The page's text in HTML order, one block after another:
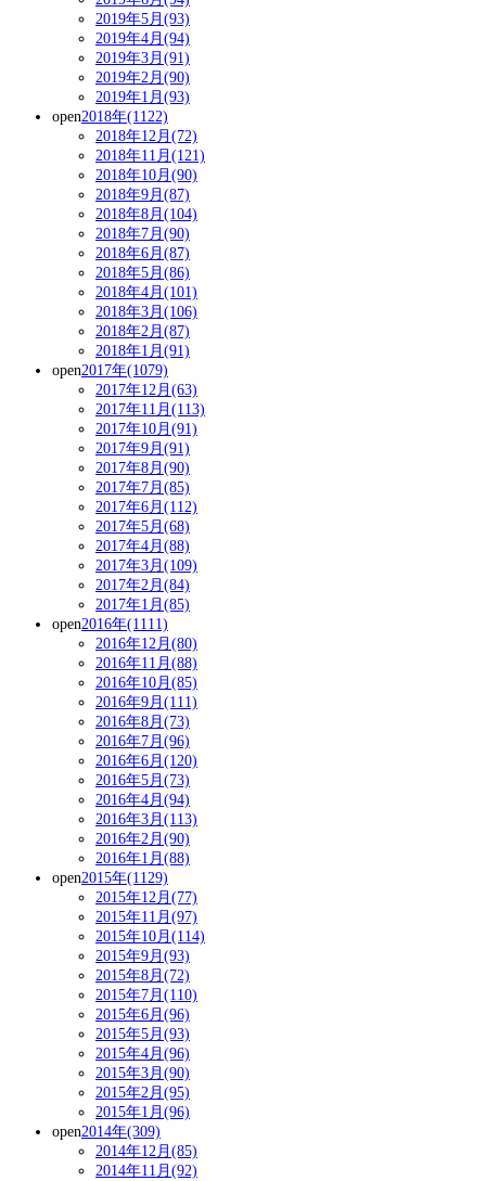
2019年5月(93)
2019年4月(94)
2019年3月(91)
2019年2月(90)
2019年1月(93)
open2018年(1122)
2018年12月(72)
2018年11月(121)
2018年10月(90)
2018年9月(87)
2018年8月(104)
2018年7月(90)
2018年6月(87)
2018年5月(86)
2018年4月(101)
2018年3月(106)
2018年2月(87)
2018年1月(91)
open2017年(1079)
2017年12月(63)
2017年11月(113)
2017年10月(91)
2017年9月(91)
2017年8月(90)
2017年7月(85)
2017年6月(112)
2017年5月(68)
2017年4月(88)
2017年3月(109)
2017年2月(84)
2017年1月(85)
open2016年(1111)
2016年12月(80)
2016年11月(88)
2016年10月(85)
2016年9月(111)
2016年8月(73)
2016年7月(96)
2016年6月(120)
2016年5月(73)
2016年4月(94)
2016年3月(113)
2016年2月(90)
2016年1月(88)
open2015年(1129)
2015年12月(77)
2015年11月(97)
2015年10月(114)
2015年9月(93)
2015年8月(72)
2015年7月(110)
2015年6月(96)
2015年5月(93)
2015年4月(96)
2015年3月(90)
2015年2月(95)
2015年1月(96)
open2014年(309)
2014年12月(85)
2014年11月(92)